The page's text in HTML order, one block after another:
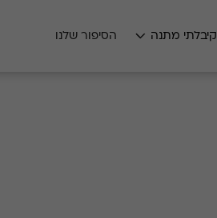
קיבלתי מתנה הסיפור שלנו